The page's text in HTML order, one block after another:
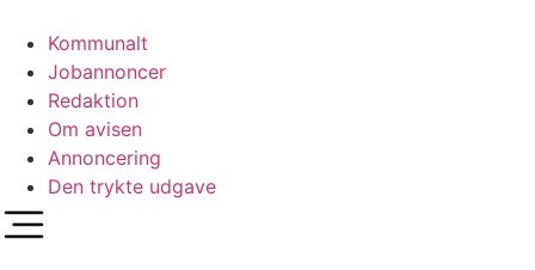
indhold
Kommunalt
Jobannoncer
Redaktion
Om avisen
Annoncering
Den trykte udgave